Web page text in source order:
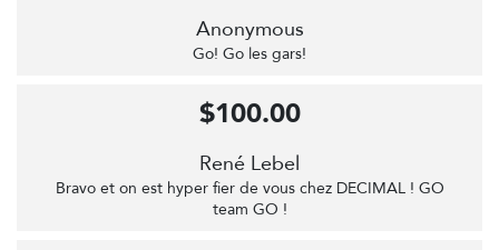
Anonymous
Go! Go les gars!
René Lebel
Bravo et on est hyper fier de vous chez DECIMAL ! GO
team GO !
$100.00